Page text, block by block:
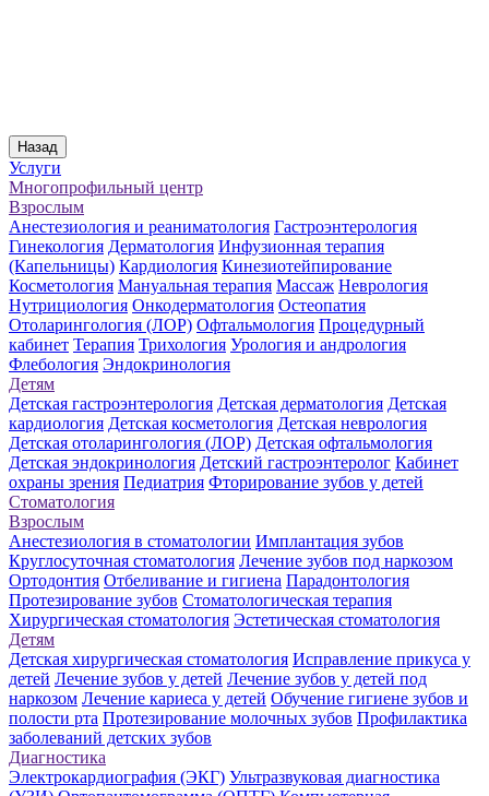
Назад
Услуги
Многопрофильный центр
Взрослым
Анестезиология и реаниматология Гастроэнтерология
Гинекология Дерматология Инфузионная терапия
(Капельницы) Кардиология Кинезиотейпирование
Косметология Мануальная терапия Массаж Неврология
Нутрициология Онкодерматология Остеопатия
Отоларингология (ЛОР) Офтальмология Процедурный
кабинет Терапия Трихология Урология и андрология
Флебология Эндокринология
Детям
Детская гастроэнтерология Детская дерматология Детская
кардиология Детская косметология Детская неврология
Детская отоларингология (ЛОР) Детская офтальмология
Детская эндокринология Детский гастроэнтеролог Кабинет
охраны зрения Педиатрия Фторирование зубов у детей
Стоматология
Взрослым
Анестезиология в стоматологии Имплантация зубов
Круглосуточная стоматология Лечение зубов под наркозом
Ортодонтия Отбеливание и гигиена Парадонтология
Протезирование зубов Стоматологическая терапия
Хирургическая стоматология Эстетическая стоматология
Детям
Детская хирургическая стоматология Исправление прикуса у
детей Лечение зубов у детей Лечение зубов у детей под
наркозом Лечение кариеса у детей Обучение гигиене зубов и
полости рта Протезирование молочных зубов Профилактика
заболеваний детских зубов
Диагностика
Электрокардиография (ЭКГ) Ультразвуковая диагностика